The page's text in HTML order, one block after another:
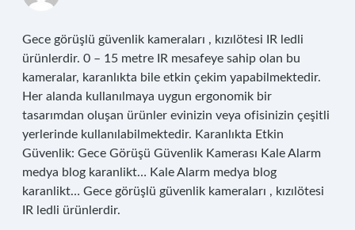
Gece görüşlü güvenlik kameraları , kızılötesi IR ledli
ürünlerdir. 0 – 15 metre IR mesafeye sahip olan bu
kameralar, karanlıkta bile etkin çekim yapabilmektedir.
Her alanda kullanılmaya uygun ergonomik bir
tasarımdan oluşan ürünler evinizin veya ofisinizin çeşitli
yerlerinde kullanılabilmektedir. Karanlıkta Etkin
Güvenlik: Gece Görüşü Güvenlik Kamerası Kale Alarm
medya blog karanlikt… Kale Alarm medya blog
karanlikt… Gece görüşlü güvenlik kameraları , kızılötesi
IR ledli ürünlerdir.